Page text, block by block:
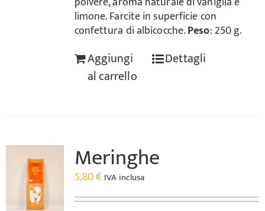
limone. Farcite in superficie con
confettura di albicocche.Peso: 250 g.
Aggiungi
al carrello
Dettagli
Meringhe
5,80€ IVA inclusa